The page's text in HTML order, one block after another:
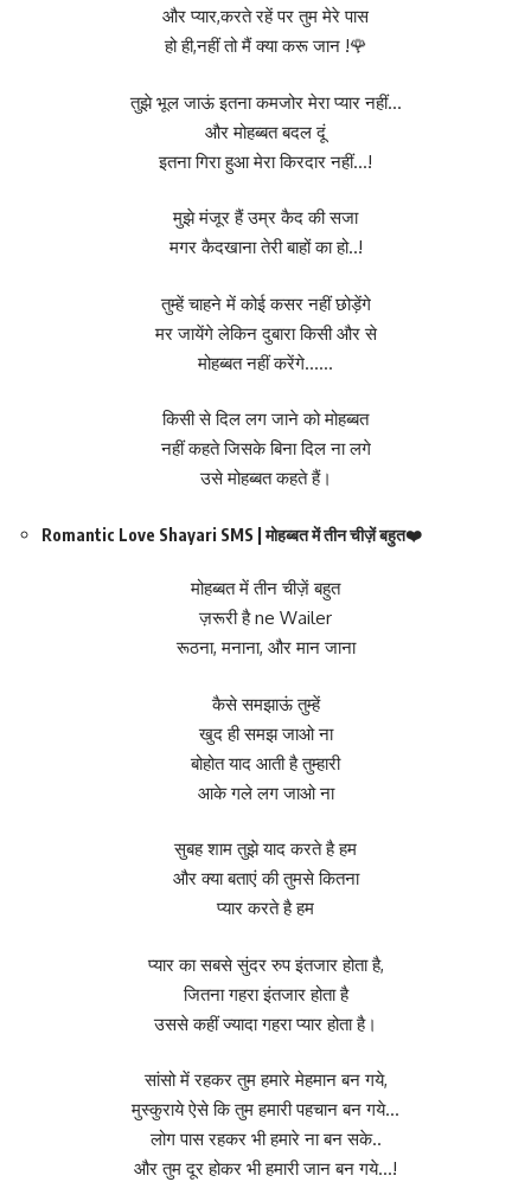
और प्यार,करते रहें पर तुम मेरे पास
हो ही,नहीं तो मैं क्या करू जान !🌹
तुझे भूल जाऊं इतना कमजोर मेरा प्यार नहीं…
और मोहब्बत बदल दूं
इतना गिरा हुआ मेरा किरदार नहीं…!
मुझे मंजूर हैं उम्र कैद की सजा
मगर कैदखाना तेरी बाहों का हो..!
तुम्हें चाहने में कोई कसर नहीं छोड़ेंगे
मर जायेंगे लेकिन दुबारा किसी और से
मोहब्बत नहीं करेंगे……
किसी से दिल लग जाने को मोहब्बत
नहीं कहते जिसके बिना दिल ना लगे
उसे मोहब्बत कहते हैं।
Romantic Love Shayari SMS | मोहब्बत में तीन चीज़ें बहुत❤️
मोहब्बत में तीन चीज़ें बहुत
ज़रूरी है ne Wailer
रूठना, मनाना, और मान जाना
कैसे समझाऊं तुम्हें
खुद ही समझ जाओ ना
बोहोत याद आती है तुम्हारी
आके गले लग जाओ ना
सुबह शाम तुझे याद करते है हम
और क्या बताएं की तुमसे कितना
प्यार करते है हम
प्यार का सबसे सुंदर रुप इंतजार होता है,
जितना गहरा इंतजार होता है
उससे कहीं ज्यादा गहरा प्यार होता है।
सांसो में रहकर तुम हमारे मेहमान बन गये,
मुस्कुराये ऐसे कि तुम हमारी पहचान बन गये…
लोग पास रहकर भी हमारे ना बन सके..
और तुम दूर होकर भी हमारी जान बन गये…!